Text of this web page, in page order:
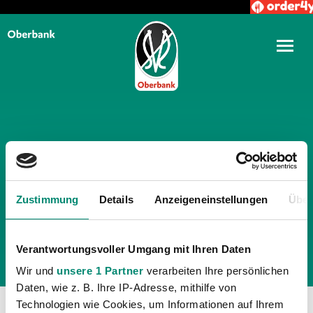
Zustimmung Details Anzeigeneinstellungen
Verantwortungsvoller Umgang mit Ihren Daten
Wir und unsere 1 Partner verarbeiten Ihre persönlichen
Daten, wie z. B. Ihre IP-Adresse, mithilfe von
Technologien wie Cookies, um Informationen auf Ihrem
TÄGLICHE ARCHIVE: 14.
AUGUST 2021